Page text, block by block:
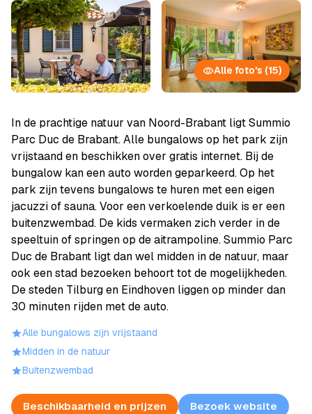
Alle foto's (15)
In de prachtige natuur van Noord-Brabant ligt Summio
Parc Duc de Brabant. Alle bungalows op het park zijn
vrijstaand en beschikken over gratis internet. Bij de
bungalow kan een auto worden geparkeerd. Op het
park zijn tevens bungalows te huren met een eigen
jacuzzi of sauna. Voor een verkoelende duik is er een
buitenzwembad. De kids vermaken zich verder in de
speeltuin of springen op de aitrampoline. Summio Parc
Duc de Brabant ligt dan wel midden in de natuur, maar
ook een stad bezoeken behoort tot de mogelijkheden.
De steden Tilburg en Eindhoven liggen op minder dan
30 minuten rijden met de auto.
Alle bungalows zijn vrijstaand
Midden in de natuur
Buitenzwembad
Beschikbaarheid en prijzen Bezoek website